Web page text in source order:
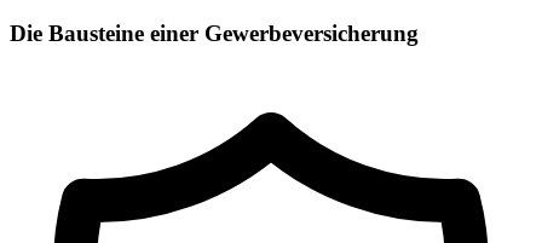
Die Bausteine einer Gewerbeversicherung